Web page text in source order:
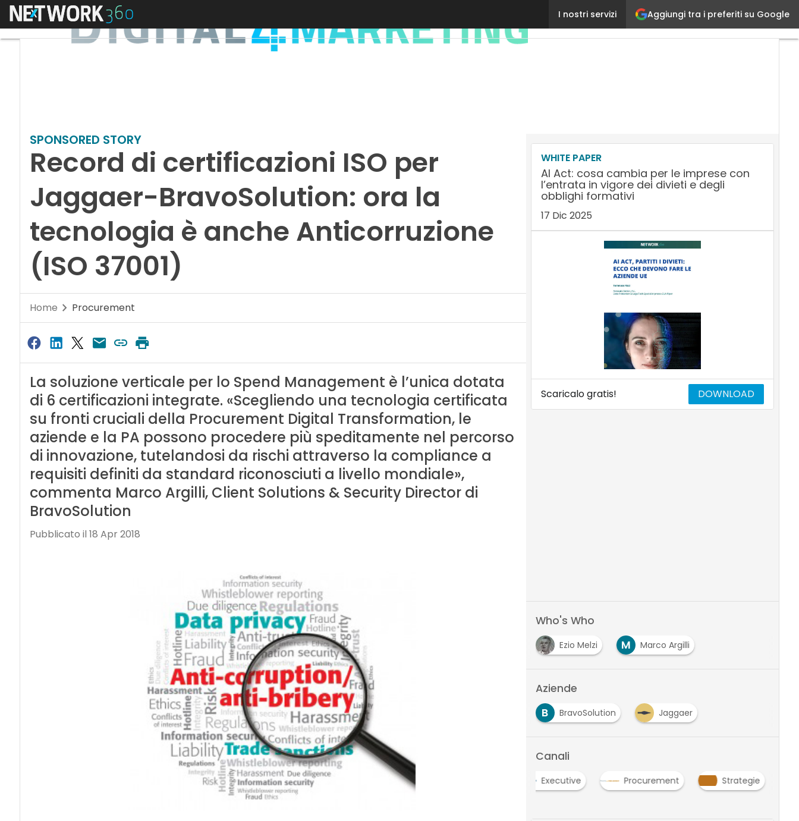
Aggiungi tra i preferiti su Google
I nostri servizi
Menu Record di certificazioni ISO per Jaggaer-
SPONSORED STORY
Record di certificazioni ISO per
Jaggaer-BravoSolution: ora la
tecnologia è anche Anticorruzione
(ISO 37001)
Home Procurement
La soluzione verticale per lo Spend Management è l’unica dotata
di 6 certificazioni integrate. «Scegliendo una tecnologia certificata
su fronti cruciali della Procurement Digital Transformation, le
aziende e la PA possono procedere più speditamente nel percorso
di innovazione, tutelandosi da rischi attraverso la compliance a
requisiti definiti da standard riconosciuti a livello mondiale»,
commenta Marco Argilli, Client Solutions & Security Director di
BravoSolution
Pubblicato il 18 Apr 2018
WHITE PAPER
AI Act: cosa cambia per le imprese con
l’entrata in vigore dei divieti e degli
obblighi formativi
17 Dic 2025
Scaricalo gratis! DOWNLOAD
Who's Who
Ezio Melzi M Marco Argilli
Aziende
B
BravoSolution Jaggaer
Canali
Executive Procurement Strategie